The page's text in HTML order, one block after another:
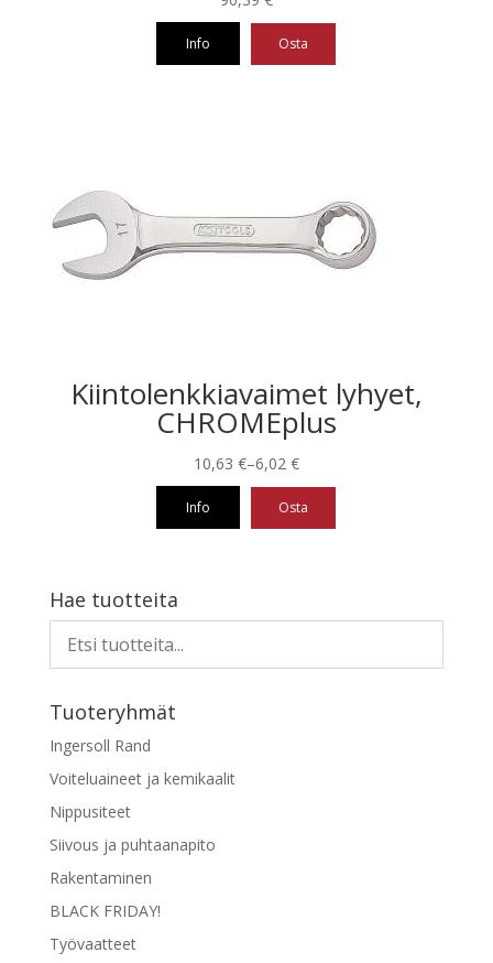
Info Osta
Kiintolenkkiavaimet lyhyet,
CHROMEplus
6,02 €
–
10,63 €Hintaluokka:
6,02 €
Info Osta
on
useampi
muunnelma.
Voit
valinnat
tuotteen
sivulla.
Hae tuotteita
Tuoteryhmät
Ingersoll Rand
Voiteluaineet ja kemikaalit
Nippusiteet
Siivous ja puhtaanapito
Rakentaminen
BLACK FRIDAY!
Työvaatteet